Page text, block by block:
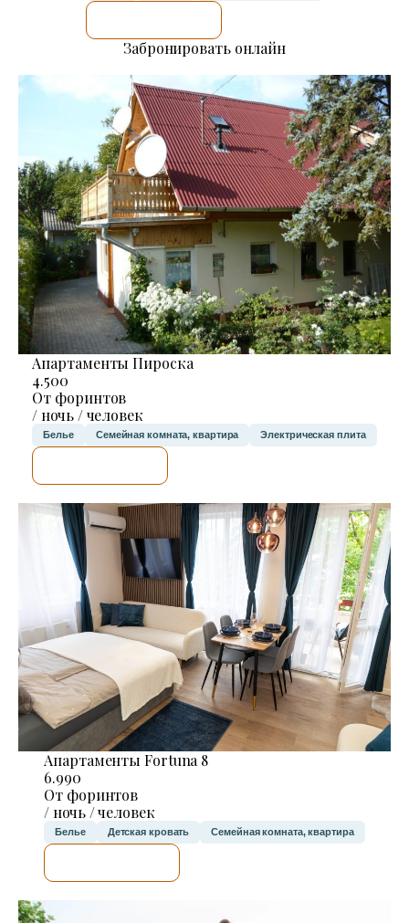
Забронировать онлайн
Апартаменты Пироска
4.500
От форинтов
/ ночь / человек
Белье Семейная комната, квартира Электрическая плита
Апартаменты Fortuna 8
6.990
От форинтов
/ ночь / человек
Белье Детская кровать Семейная комната, квартира